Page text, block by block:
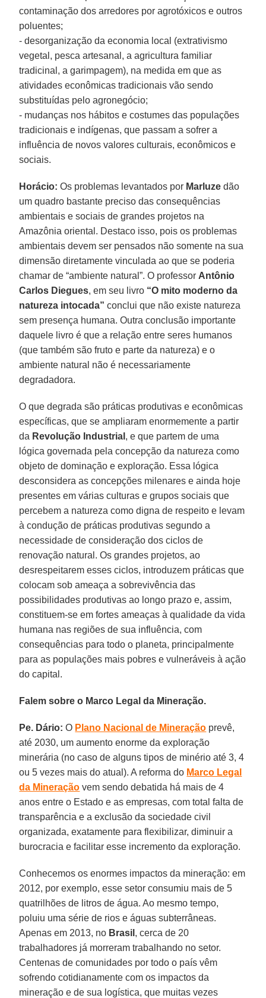
contaminação dos arredores por agrotóxicos e outros
poluentes;
- desorganização da economia local (extrativismo
vegetal, pesca artesanal, a agricultura familiar
tradicinal, a garimpagem), na medida em que as
atividades econômicas tradicionais vão sendo
substituídas pelo agronegócio;
- mudanças nos hábitos e costumes das populações
tradicionais e indígenas, que passam a sofrer a
influência de novos valores culturais, econômicos e
sociais.
Horácio: Os problemas levantados por Marluze dão
um quadro bastante preciso das consequências
ambientais e sociais de grandes projetos na
Amazônia oriental. Destaco isso, pois os problemas
ambientais devem ser pensados não somente na sua
dimensão diretamente vinculada ao que se poderia
chamar de “ambiente natural”. O professor Antônio
Carlos Diegues, em seu livro “O mito moderno da
natureza intocada” conclui que não existe natureza
sem presença humana. Outra conclusão importante
daquele livro é que a relação entre seres humanos
(que também são fruto e parte da natureza) e o
ambiente natural não é necessariamente
degradadora.
O que degrada são práticas produtivas e econômicas
específicas, que se ampliaram enormemente a partir
da Revolução Industrial , e que partem de uma
lógica governada pela concepção da natureza como
objeto de dominação e exploração. Essa lógica
desconsidera as concepções milenares e ainda hoje
presentes em várias culturas e grupos sociais que
percebem a natureza como digna de respeito e levam
à condução de práticas produtivas segundo a
necessidade de consideração dos ciclos de
renovação natural. Os grandes projetos, ao
desrespeitarem esses ciclos, introduzem práticas que
colocam sob ameaça a sobrevivência das
possibilidades produtivas ao longo prazo e, assim,
constituem-se em fortes ameaças à qualidade da vida
humana nas regiões de sua influência, com
consequências para todo o planeta, principalmente
para as populações mais pobres e vulneráveis à ação
do capital.
Falem sobre o Marco Legal da Mineração.
Pe. Dário: O Plano Nacional de Mineração prevê,
até 2030, um aumento enorme da exploração
minerária (no caso de alguns tipos de minério até 3, 4
ou 5 vezes mais do atual). A reforma do Marco Legal
da Mineração vem sendo debatida há mais de 4
anos entre o Estado e as empresas, com total falta de
transparência e a exclusão da sociedade civil
organizada, exatamente para flexibilizar, diminuir a
burocracia e facilitar esse incremento da exploração.
Conhecemos os enormes impactos da mineração: em
2012, por exemplo, esse setor consumiu mais de 5
quatrilhões de litros de água. Ao mesmo tempo,
poluiu uma série de rios e águas subterrâneas.
Apenas em 2013, no Brasil , cerca de 20
trabalhadores já morreram trabalhando no setor.
Centenas de comunidades por todo o país vêm
sofrendo cotidianamente com os impactos da
mineração e de sua logística, que muitas vezes